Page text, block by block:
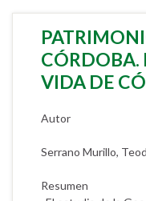
CÓRDOBA.
VIDA DE
Autor
Serrano Murillo,
Resumen